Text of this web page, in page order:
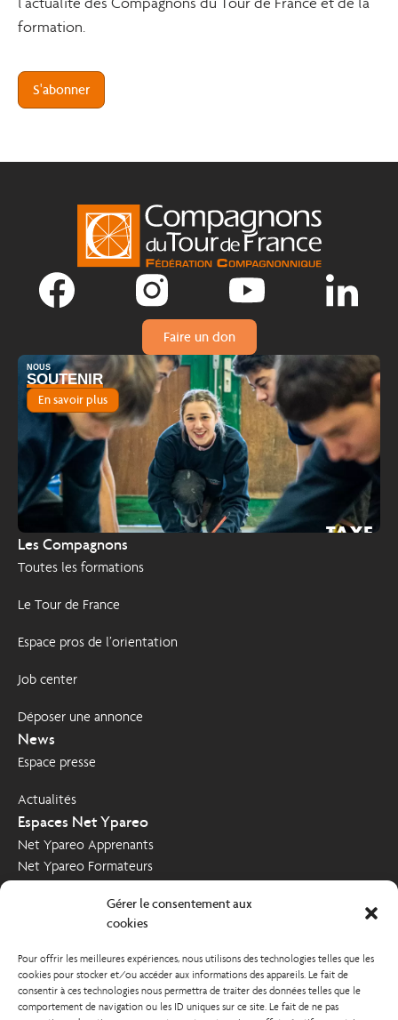
Gérer le consentement aux
cookies
Pour offrir les meilleures expériences, nous utilisons des technologies telles que les
cookies pour stocker et/ou accéder aux informations des appareils. Le fait de
consentir à ces technologies nous permettra de traiter des données telles que le
comportement de navigation ou les ID uniques sur ce site. Le fait de ne pas
formation.
S'abonner
Faire un don
Les Compagnons
Toutes les formations
Le Tour de France
Espace pros de l’orientation
Job center
Déposer une annonce
News
Espace presse
Actualités
Espaces Net Ypareo
Net Ypareo Apprenants
Net Ypareo Formateurs
Nous contacter
Demande d’informations
Poser votre candidature
Nous soutenir
Comment nous soutenir ?
NOUS
SOUTENIR
En savoir plus
TAXE